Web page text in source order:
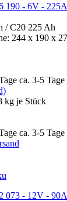
190 - 6V -
/ C20 225 Ah
244 x 190 x
ca. 3-5 Tage
kg je Stück
ca. 3-5 Tage
073 - 12V -